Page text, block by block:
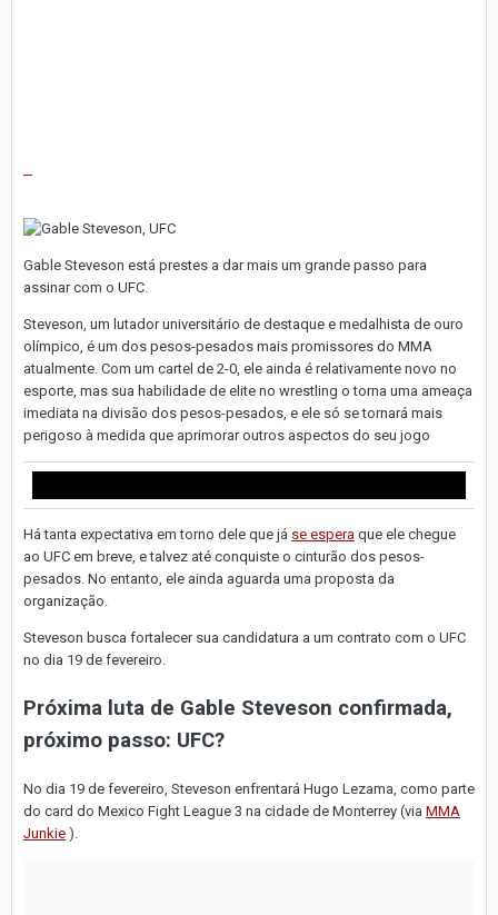
Gable Steveson está prestes a dar mais um grande passo para
assinar com o UFC.
Steveson, um lutador universitário de destaque e medalhista de ouro
olímpico, é um dos pesos-pesados mais promissores do MMA
atualmente. Com um cartel de 2-0, ele ainda é relativamente novo no
esporte, mas sua habilidade de elite no wrestling o torna uma ameaça
imediata na divisão dos pesos-pesados, e ele só se tornará mais
perigoso à medida que aprimorar outros aspectos do seu jogo
Há tanta expectativa em torno dele que já se espera que ele chegue
ao UFC em breve, e talvez até conquiste o cinturão dos pesos-
pesados. No entanto, ele ainda aguarda uma proposta da
organização.
Steveson busca fortalecer sua candidatura a um contrato com o UFC
no dia 19 de fevereiro.
Próxima luta de Gable Steveson confirmada,
próximo passo: UFC?
No dia 19 de fevereiro, Steveson enfrentará Hugo Lezama, como parte
do card do Mexico Fight League 3 na cidade de Monterrey (via MMA
Junkie ).